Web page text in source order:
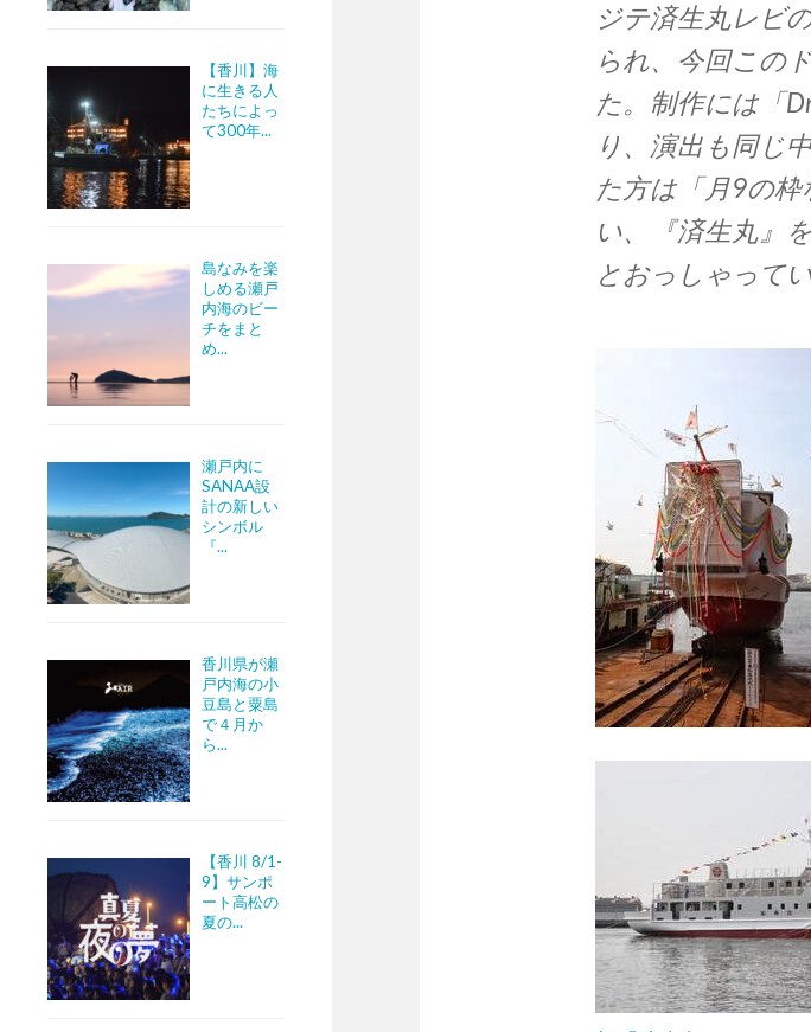
【香川】海
に生きる人
たちによっ
て300年...
島なみを楽
しめる瀬戸
内海のビー
チをまと
め...
瀬戸内に
SANAA設
計の新しい
シンボル
『...
香川県が瀬
戸内海の小
豆島と粟島
で４月か
ら...
【香川 8/1-
9】サンポ
ート高松の
夏の...
ジテ済生丸レビ
られ、今回この
た。制作には「
り、演出も同じ
た方は「月9の
い、『済生丸』
とおっしゃって